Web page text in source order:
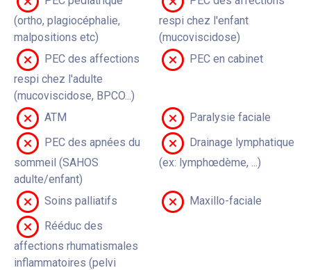
(ortho, plagiocéphalie,
malpositions etc)
respi chez l'enfant
(mucoviscidose)
PEC des affections
respi chez l'adulte
(mucoviscidose, BPCO...)
PEC en cabinet
ATM
Paralysie faciale
PEC des apnées du
sommeil (SAHOS
adulte/enfant)
Drainage lymphatique
(ex: lymphœdème, ...)
Soins palliatifs
Maxillo-faciale
Rééduc des
affections rhumatismales
inflammatoires (pelvi